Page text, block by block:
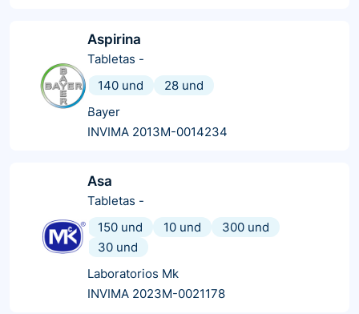
Aspirina
Tabletas -
140 und
28 und
Bayer
INVIMA 2013M-0014234
Asa
Tabletas -
150 und
10 und
300 und
30 und
Laboratorios Mk
INVIMA 2023M-0021178